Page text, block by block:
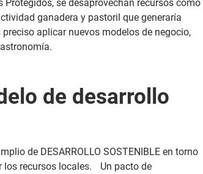
Protegidos, se desaprovechan recursos como
ganadera y pastoril que generaría
aplicar nuevos modelos de negocio,
de desarrollo
de DESARROLLO SOSTENIBLE en torno
los recursos locales. Un pacto de